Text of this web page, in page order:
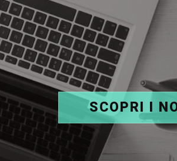
SCOPRI I